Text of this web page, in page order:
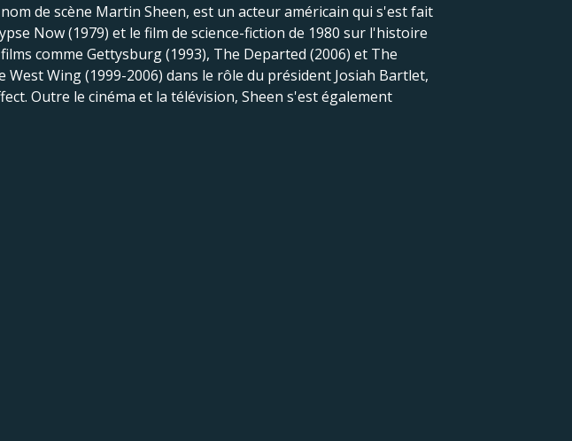
de scène Martin Sheen, est un acteur américain qui s'est fait
Now (1979) et le film de science-fiction de 1980 sur l'histoire
comme Gettysburg (1993), The Departed (2006) et The
Wing (1999-2006) dans le rôle du président Josiah Bartlet,
Outre le cinéma et la télévision, Sheen s'est également